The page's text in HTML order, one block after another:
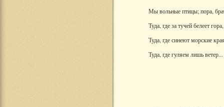
Мы вольные птицы; пора,
Туда, где за тучей белеет гора,
Туда, где синеют морские
Туда, где гуляем лишь